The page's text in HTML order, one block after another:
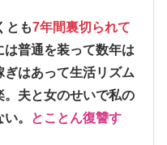
とも7年間裏切られて
普通を装って数年は
はあって生活リズム
夫と女のせいで私の
。
とことん復讐す